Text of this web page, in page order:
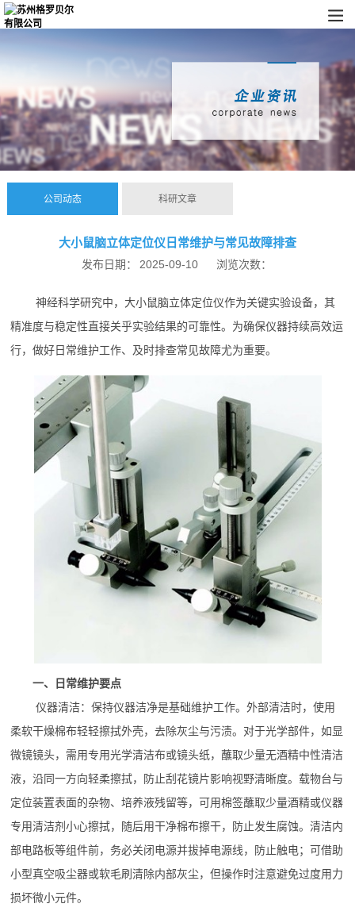
公司动态 科研文章
大小鼠脑立体定位仪日常维护与常见故障排查
发布日期： 2025-09-10 浏览次数：
神经科学研究中，大小鼠脑立体定位仪作为关键实验设备，其
精准度与稳定性直接关乎实验结果的可靠性。为确保仪器持续高效运
行，做好日常维护工作、及时排查常见故障尤为重要。
一、日常维护要点
仪器清洁：保持仪器洁净是基础维护工作。外部清洁时，使用
柔软干燥棉布轻轻擦拭外壳，去除灰尘与污渍。对于光学部件，如显
微镜镜头，需用专用光学清洁布或镜头纸，蘸取少量无酒精中性清洁
液，沿同一方向轻柔擦拭，防止刮花镜片影响视野清晰度。载物台与
定位装置表面的杂物、培养液残留等，可用棉签蘸取少量酒精或仪器
专用清洁剂小心擦拭，随后用干净棉布擦干，防止发生腐蚀。清洁内
部电路板等组件前，务必关闭电源并拔掉电源线，防止触电；可借助
小型真空吸尘器或软毛刷清除内部灰尘，但操作时注意避免过度用力
损坏微小元件。